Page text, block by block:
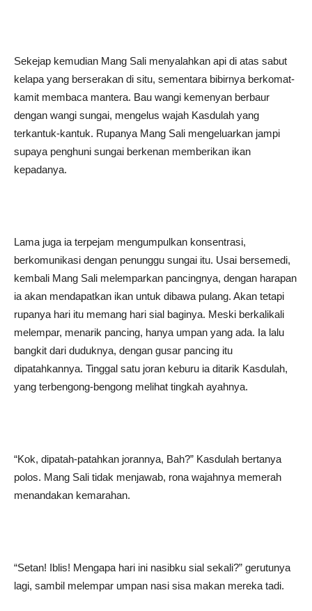
Sekejap kemudian Mang Sali menyalahkan api di atas sabut
kelapa yang berserakan di situ, sementara bibirnya berkomat-
kamit membaca mantera. Bau wangi kemenyan berbaur
dengan wangi sungai, mengelus wajah Kasdulah yang
terkantuk-kantuk. Rupanya Mang Sali mengeluarkan jampi
supaya penghuni sungai berkenan memberikan ikan
kepadanya.
Lama juga ia terpejam mengumpulkan konsentrasi,
berkomunikasi dengan penunggu sungai itu. Usai bersemedi,
kembali Mang Sali melemparkan pancingnya, dengan harapan
ia akan mendapatkan ikan untuk dibawa pulang. Akan tetapi
rupanya hari itu memang hari sial baginya. Meski berkalikali
melempar, menarik pancing, hanya umpan yang ada. Ia lalu
bangkit dari duduknya, dengan gusar pancing itu
dipatahkannya. Tinggal satu joran keburu ia ditarik Kasdulah,
yang terbengong-bengong melihat tingkah ayahnya.
“Kok, dipatah-patahkan jorannya, Bah?” Kasdulah bertanya
polos. Mang Sali tidak menjawab, rona wajahnya memerah
menandakan kemarahan.
“Setan! Iblis! Mengapa hari ini nasibku sial sekali?” gerutunya
lagi, sambil melempar umpan nasi sisa makan mereka tadi.